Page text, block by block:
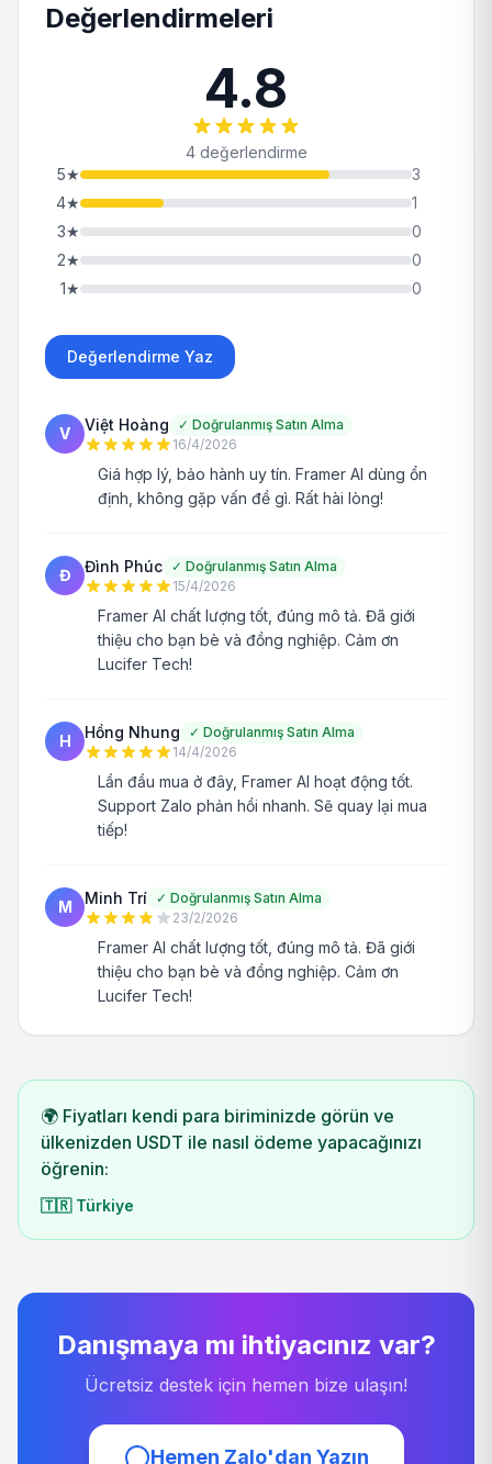
Değerlendirmeleri
4.8
4 değerlendirme
5★
3
4★
1
3★
0
2★
0
1★ 0
Değerlendirme Yaz
V Việt Hoàng ✓ Doğrulanmış Satın Alma
16/4/2026
Giá hợp lý, bảo hành uy tín. Framer AI dùng ổn
định, không gặp vấn đề gì. Rất hài lòng!
Đ Đình Phúc ✓ Doğrulanmış Satın Alma
15/4/2026
Framer AI chất lượng tốt, đúng mô tả. Đã giới
thiệu cho bạn bè và đồng nghiệp. Cảm ơn
Lucifer Tech!
H Hồng Nhung ✓ Doğrulanmış Satın Alma
14/4/2026
Lần đầu mua ở đây, Framer AI hoạt động tốt.
Support Zalo phản hồi nhanh. Sẽ quay lại mua
tiếp!
M Minh Trí ✓ Doğrulanmış Satın Alma
23/2/2026
Framer AI chất lượng tốt, đúng mô tả. Đã giới
thiệu cho bạn bè và đồng nghiệp. Cảm ơn
Lucifer Tech!
🌍 Fiyatları kendi para biriminizde görün ve
ülkenizden USDT ile nasıl ödeme yapacağınızı
öğrenin:
🇹🇷 Türkiye
Danışmaya mı ihtiyacınız var?
Ücretsiz destek için hemen bize ulaşın!
Hemen Zalo'dan Yazın